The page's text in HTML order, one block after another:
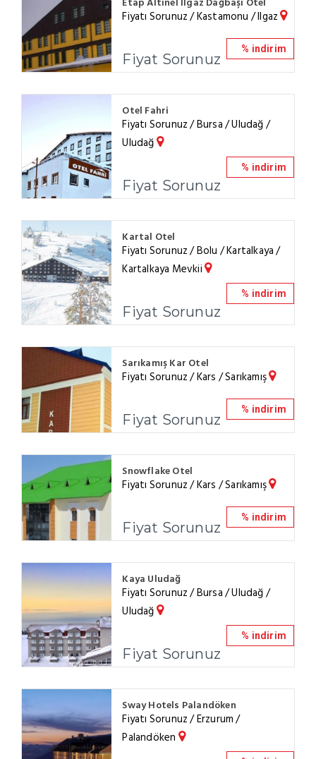
Fiyatı Sorunuz / Kastamonu / Ilgaz
Fiyat Sorunuz
% indirim
Otel Fahri
Fiyatı Sorunuz / Bursa / Uludağ /
Uludağ
Fiyat Sorunuz
% indirim
Kartal Otel
Fiyatı Sorunuz / Bolu / Kartalkaya /
Kartalkaya Mevkii
Fiyat Sorunuz
% indirim
Sarıkamış Kar Otel
Fiyatı Sorunuz / Kars / Sarıkamış
Fiyat Sorunuz
% indirim
Snowflake Otel
Fiyatı Sorunuz / Kars / Sarıkamış
Fiyat Sorunuz
% indirim
Kaya Uludağ
Fiyatı Sorunuz / Bursa / Uludağ /
Uludağ
Fiyat Sorunuz
% indirim
Sway Hotels Palandöken
Fiyatı Sorunuz / Erzurum /
Palandöken